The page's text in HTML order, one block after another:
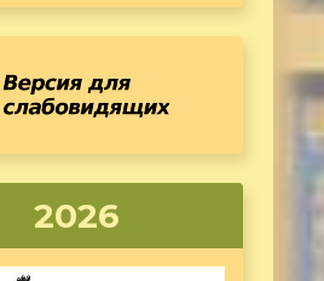
2026